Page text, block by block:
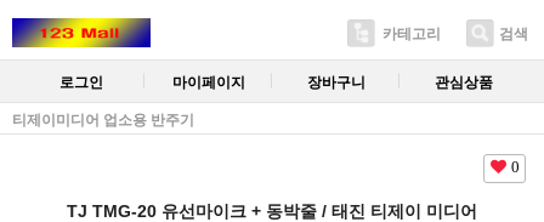
카테고리 검색
로그인 마이페이지 장바구니 관심상품
티제이미디어 업소용 반주기
0
TJ TMG-20 유선마이크 + 동박줄 / 태진 티제이 미디어